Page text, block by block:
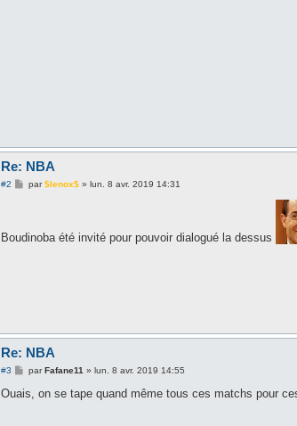
Re: NBA
#2
M
g
par$lenox$ »lun. 8 avr. 2019 14:31
Boudinoba été invité pour pouvoir dialogué la dessus
Re: NBA
#3
M
s
parFafane11 »lun. 8 avr. 2019 14:55
Ouais, on se tape quand même tous ces matchs pour